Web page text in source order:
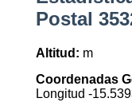
Postal
Altitud: m
Coordenadas
Longitud -